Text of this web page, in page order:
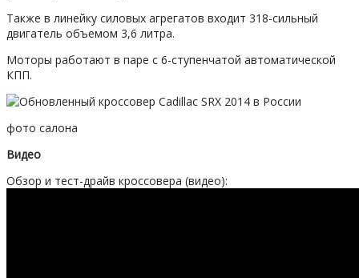
Также в линейку силовых агрегатов входит 318-сильный
двигатель объемом 3,6 литра.
Моторы работают в паре с 6-ступенчатой автоматической
КПП.
фото салона
Видео
Обзор и тест-драйв кроссовера (видео):